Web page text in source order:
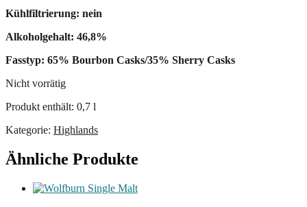
Kühlfiltrierung: nein
Alkoholgehalt: 46,8%
Fasstyp: 65% Bourbon Casks/35% Sherry Casks
Nicht vorrätig
Produkt enthält: 0,7 l
Kategorie: Highlands
Ähnliche Produkte